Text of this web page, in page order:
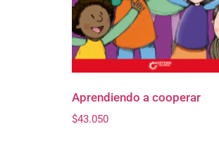
Aprendiendo a cooperar
$43.050